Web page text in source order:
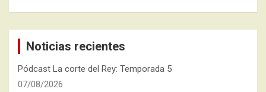
Noticias recientes
Pódcast La corte del Rey: Temporada 5
07/08/2026